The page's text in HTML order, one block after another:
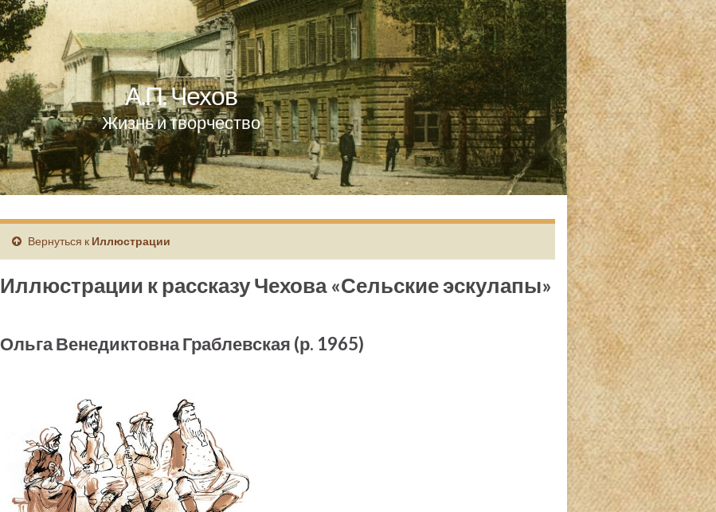
А.П. Чехов
Жизнь и творчество
Вернуться к Иллюстрации
Иллюстрации к рассказу Чехова «Сельские эскулапы»
Ольга Венедиктовна Граблевская (р. 1965)